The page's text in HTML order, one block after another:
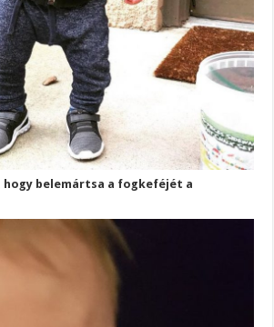
hogy belemártsa a fogkeféjét a